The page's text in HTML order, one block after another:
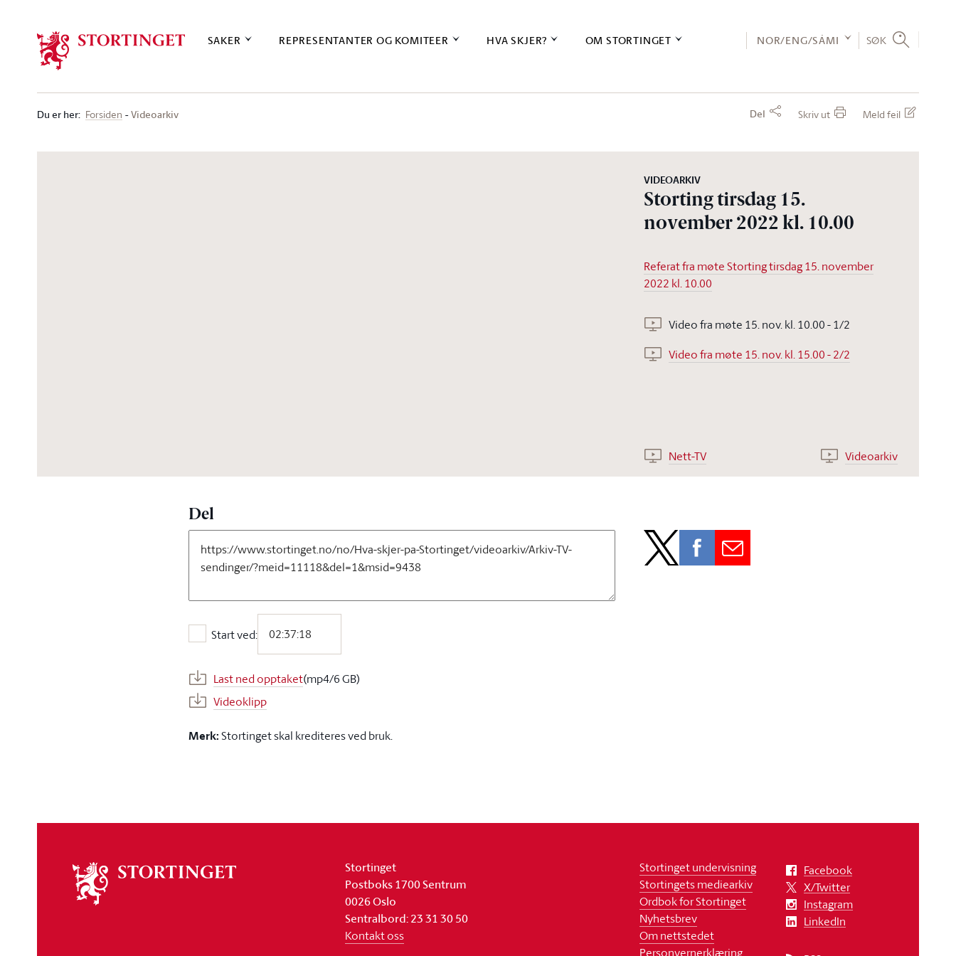
SAKER REPRESENTANTER OG KOMITEER HVA SKJER? OM STORTINGET NOR/ENG/SÁMI SØK
Du er her: Forsiden Videoarkiv Del Skriv ut Meld feil
VIDEOARKIV
Storting tirsdag 15.
november 2022 kl. 10.00
Referat fra møte Storting tirsdag 15. november
2022 kl. 10.00
Video fra møte 15. nov. kl. 10.00 - 1/2
Video fra møte 15. nov. kl. 15.00 - 2/2
Nett-TV Videoarkiv
Del
Start ved:
Start ved:
Last ned opptaket(mp4/6 GB)
Videoklipp
Merk:Stortinget skal krediteres ved bruk.
stortinget
Stortinget
Postboks 1700 Sentrum
0026 Oslo
Sentralbord: 23 31 30 50
Kontakt oss
Stortinget undervisning
Stortingets mediearkiv
Ordbok for Stortinget
Nyhetsbrev
Om nettstedet
Personvernerklæring
Facebook
X/Twitter
Instagram
LinkedIn